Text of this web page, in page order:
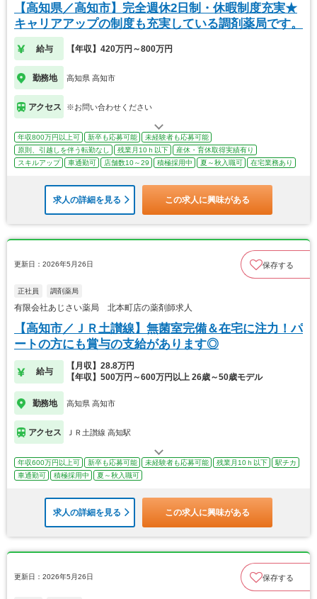
【高知県／高知市】完全週休2日制・休暇制度充実★
キャリアアップの制度も充実している調剤薬局です。
給与 【年収】420万円～800万円
勤務地 高知県 高知市
アクセス ※お問い合わせください
年収800万円以上可 新卒も応募可能
未経験者も応募可能
原則、引越しを伴う転勤なし
残業月10ｈ以下
産休・育休取得実績有り
スキルアップ
車通勤可 店舗数10～29 積極採用中 夏～秋入職可 在宅業務あり
求人の詳細を見る この求人に興味がある
更新日：2026年5月26日 保存する
正社員 調剤薬局
有限会社あじさい薬局 北本町店の薬剤師求人
【高知市／ＪＲ土讃線】無菌室完備＆在宅に注力！パ
ートの方にも賞与の支給があります◎
給与
【月収】28.8万円
【年収】500万円～600万円以上 26歳～50歳モデル
勤務地 高知県 高知市
アクセス ＪＲ土讃線 高知駅
年収600万円以上可 新卒も応募可能 未経験者も応募可能 残業月10ｈ以下
駅チカ
車通勤可
積極採用中 夏～秋入職可
求人の詳細を見る この求人に興味がある
更新日：2026年5月26日 保存する